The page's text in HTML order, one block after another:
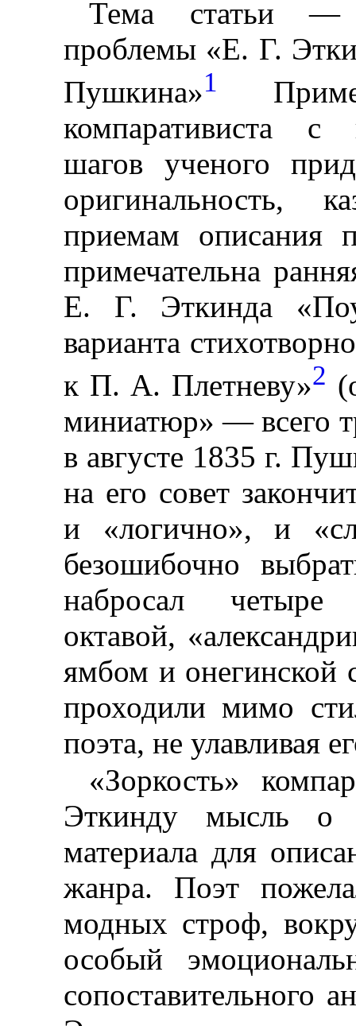
Тема статьи —
проблемы «Е. Г.
Пушкина»1
компаративиста с
шагов ученого
оригинальность,
приемам описания
примечательна
Е. Г. Эткинда
варианта
к П. А. Плетневу»2
миниатюр» — всего
в августе 1835 г.
на его совет
и «логично», и
безошибочно
набросал четыре
октавой,
ямбом и онегинской
проходили мимо
поэта, не улавливая
«Зоркость»
Эткинду мысль о
материала для
жанра. Поэт
модных строф,
особый
сопоставительного